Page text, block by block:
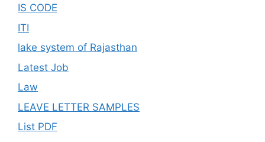
IS CODE
ITI
lake system of Rajasthan
Latest Job
Law
LEAVE LETTER SAMPLES
List PDF